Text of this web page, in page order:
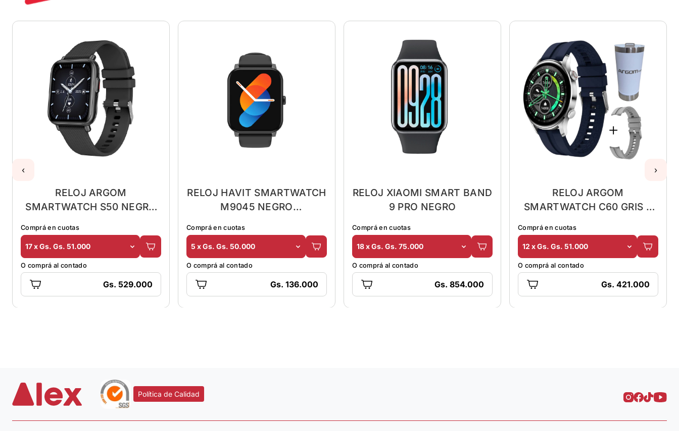
RELOJ ARGOM
SMARTWATCH S50 NEGRO
Comprá en cuotas
17 x Gs. Gs. 51.000
O comprá al contado
Gs. 529.000
RELOJ HAVIT SMARTWATCH
M9045 NEGRO
Comprá en cuotas
5 x Gs. Gs. 50.000
O comprá al contado
Gs. 136.000
RELOJ XIAOMI SMART BAND
9 PRO NEGRO
Comprá en cuotas
18 x Gs. Gs. 75.000
O comprá al contado
Gs. 854.000
RELOJ ARGOM
SMARTWATCH C60 GRIS 2
Comprá en cuotas
12 x Gs. Gs. 51.000
O comprá al contado
Gs. 421.000
‹ ›
Política de Calidad